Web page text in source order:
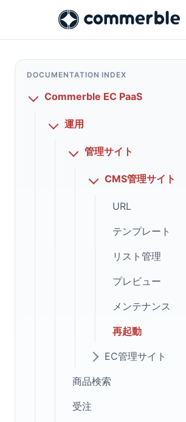
DOCUMENTATION INDEX
Commerble EC PaaS
運用
管理サイト
CMS管理サイト
URL
テンプレート
リスト管理
プレビュー
メンテナンス
再起動
EC管理サイト
商品検索
受注